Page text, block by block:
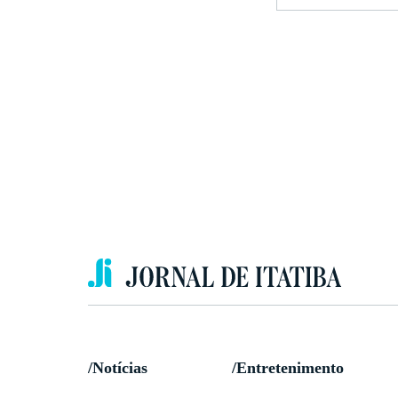
/Notícias /Entretenimento